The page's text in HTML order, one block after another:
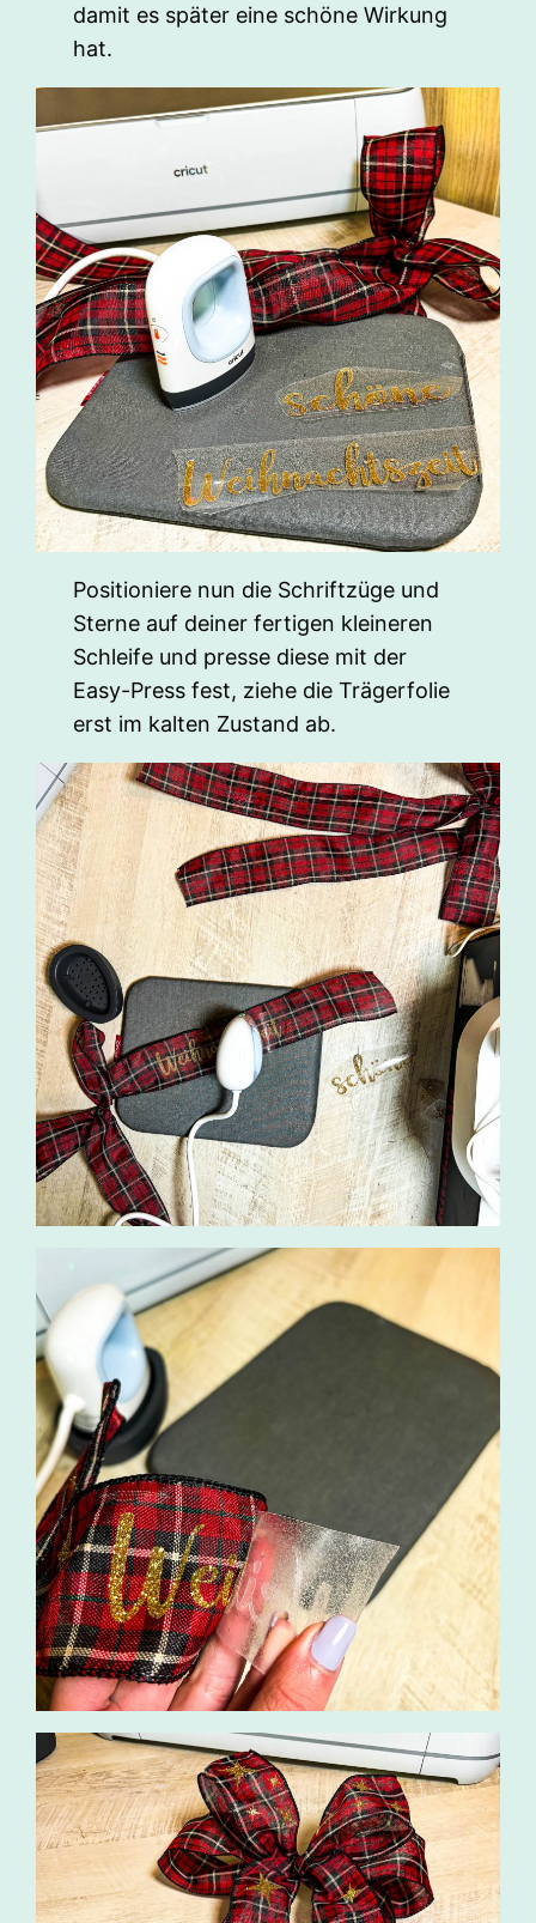
damit es später eine schöne Wirkung
hat.
Positioniere nun die Schriftzüge und
Sterne auf deiner fertigen kleineren
Schleife und presse diese mit der
Easy-Press fest, ziehe die Trägerfolie
erst im kalten Zustand ab.